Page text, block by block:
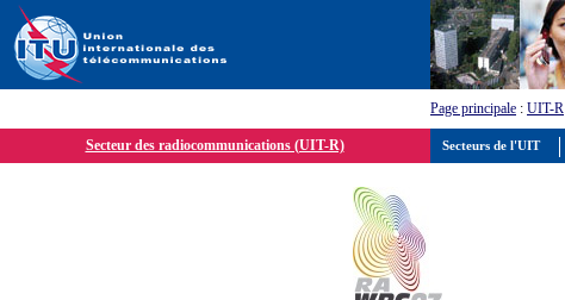
Page principale : UIT-R
Secteur des radiocommunications (UIT-R) Secteurs de l'UIT